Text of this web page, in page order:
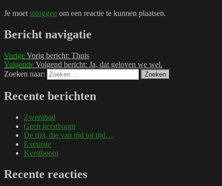
Je moetinloggen om een reactie te kunnen plaatsen.
Bericht navigatie
Vorige Vorig bericht: Thuis
Volgende Volgend bericht: Ja, dat geloven we wel.
Zoeken naar:
Zoeken
Recente berichten
Zwembad
Geen kerstboom
De tijd, die van tijd tot tijd…
Excursie
Kerstboom
Recente reacties